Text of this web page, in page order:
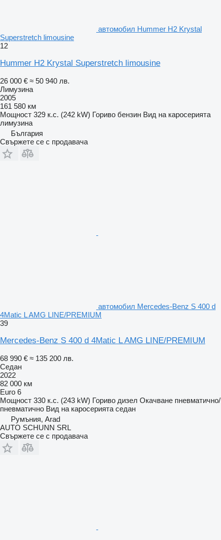
автомобил Hummer H2 Krystal
Superstretch limousine
12
Hummer H2 Krystal Superstretch limousine
26 000 € ≈ 50 940 лв.
Лимузина
2005
161 580 км
Мощност 329 к.с. (242 kW) Гориво бензин Вид на каросерията
лимузина
България
Свържете се с продавача
автомобил Mercedes-Benz S 400 d
4Matic L AMG LINE/PREMIUM
39
Mercedes-Benz S 400 d 4Matic L AMG LINE/PREMIUM
68 990 € ≈ 135 200 лв.
Седан
2022
82 000 км
Euro 6
Мощност 330 к.с. (243 kW) Гориво дизел Окачване пневматично/
пневматично Вид на каросерията седан
Румъния, Arad
AUTO SCHUNN SRL
Свържете се с продавача